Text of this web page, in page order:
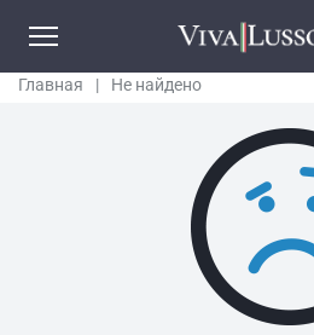
Главная | Не найдено